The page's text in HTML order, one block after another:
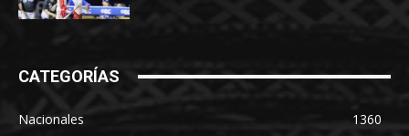
CATEGORÍAS
Nacionales
1360